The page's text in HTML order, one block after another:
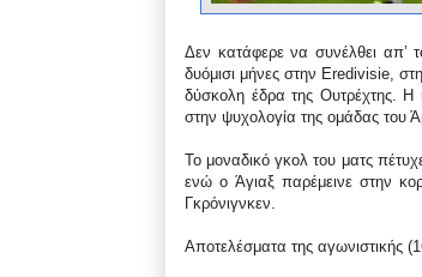
Δεν κατάφερε να συνέλθει απ’
δυόμισι μήνες στην Eredivisie,
δύσκολη έδρα της Ουτρέχτης. Η
στην ψυχολογία της ομάδας του
Το μοναδικό γκολ του ματς
ενώ ο Άγιαξ παρέμεινε στην
Γκρόνιγνκεν.
Αποτελέσματα της αγωνιστικής